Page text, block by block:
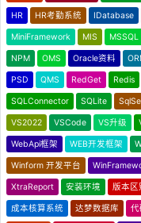
HR HR考勤系统 IDatabase
MiniFramework MIS MSSQL
NPM OMS Oracle资料
PSD QMS RedGet Redis
SQLConnector SQLite
VS2022 VSCode VS升级
WebApi框架 WEB开发框架
Winform 开发平台
XtraReport 安装环境 版本区
成本核算系统 达梦数据库 代